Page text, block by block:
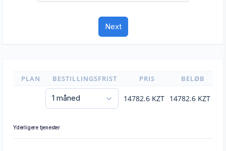
PLAN BESTILLINGSFRIST PRIS BELØB
14782.6 KZT 14782.6 KZT
Yderligere tjenester